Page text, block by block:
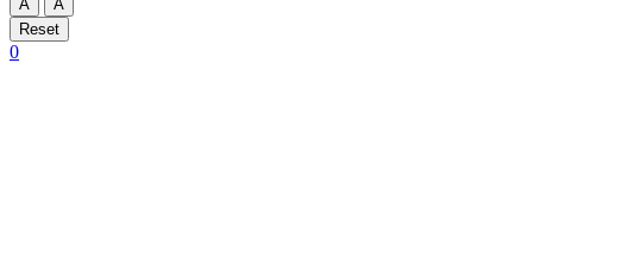
A
A
Reset
0